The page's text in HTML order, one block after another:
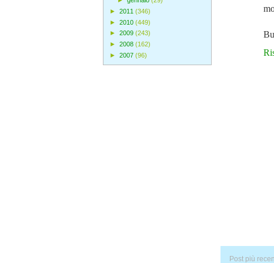
Post più
► 2011 (346)
► 2010 (449)
► 2009 (243)
► 2008 (162)
► 2007 (96)